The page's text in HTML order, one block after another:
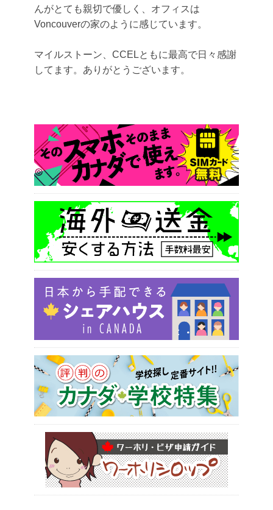
んがとても親切で優しく、 オフィスは
Voncouverの家のように感じています。
マイルストーン、CCELともに最高で日々感謝
してます。 ありがとうございます。